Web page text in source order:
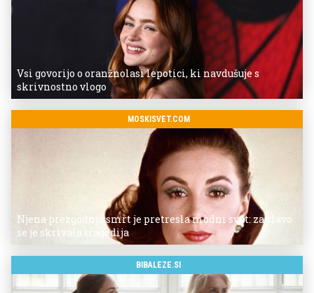
Vsi govorijo o oranžnolasi lepotici, ki navdušuje s
skrivnostno vlogo
MOSKISVET.COM
Njena prezgodnja smrt je pretresla modni svet: za slavo
se je skrivala tragedija
BIBALEZE.SI